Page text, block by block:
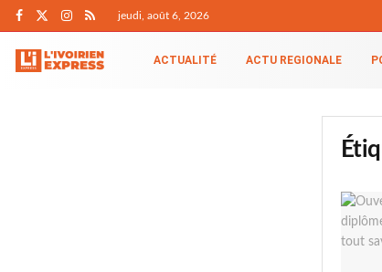
jeudi, août 6, 2026
ACTUALITÉ ACTU REGIONALE